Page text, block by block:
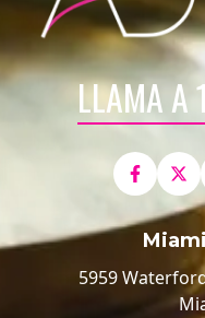
LLAMA A
5959